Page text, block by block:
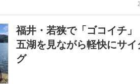
福井・若狭で「ゴコイチ
五湖を見ながら軽快にサイ
グ